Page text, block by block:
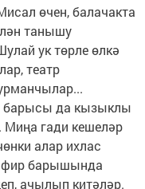
өчен, балачакта
танышу
ук төрле өлкә
театр
барысы да кызыклы
Миңа гади кешеләр
алар ихлас
барышында
ачылып китәләр.